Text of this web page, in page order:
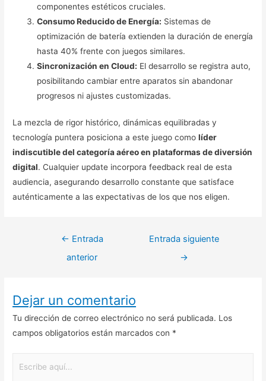
componentes estéticos cruciales.
Consumo Reducido de Energía: Sistemas de
optimización de batería extienden la duración de energía
hasta 40% frente con juegos similares.
Sincronización en Cloud: El desarrollo se registra auto,
posibilitando cambiar entre aparatos sin abandonar
progresos ni ajustes customizadas.
La mezcla de rigor histórico, dinámicas equilibradas y
tecnología puntera posiciona a este juego comolíder
indiscutible del categoría aéreo en plataformas de diversión
digital. Cualquier update incorpora feedback real de esta
audiencia, asegurando desarrollo constante que satisface
auténticamente a las expectativas de los que nos eligen.
← Entrada
anterior
Entrada siguiente
→
Dejar un comentario
Tu dirección de correo electrónico no será publicada. Los
campos obligatorios están marcados con *